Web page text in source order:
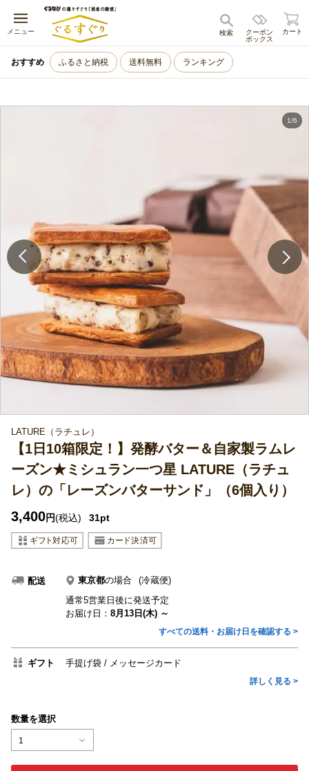
メニュー
キャンセル
クーポン
ボックス
検索 カート
おすすめ ふるさと納税 送料無料 ランキング
1/6
LATURE（ラチュレ）
【1日10箱限定！】発酵バター＆自家製ラムレ
ーズン★ミシュラン一つ星 LATURE（ラチュ
レ）の「レーズンバターサンド」（6個入り）
3,400円(税込) 31pt
配送 東京都の場合
(冷蔵便)
通常5営業日後に発送予定
お届け日： 8月13日(木) ～
すべての送料・お届け日を確認する >
ギフト 手提げ袋 メッセージカード
詳しく見る >
数量を選択
1